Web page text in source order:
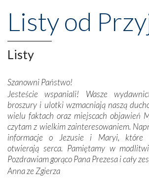
Opatrznościową pomoc w
niepodległość kraju. Zachwyt budziła
misterna architektura tych
wspaniałe zdobienia, dbałość ich
połączenie talentów z
Podążyliśmy też śladami fatimskich
dos Santos oraz świętych Hiacynty i
Modliliśmy się przy ich grobach.
Krzyżową w ich rodzinnych
domy, w których żyli.
W miejscu objawień Matki Bożej
przywiezione wraz z intencjami
Listy od
Listy
Szanowni Państwo!
Jesteście wspaniali! Wasze
broszury i ulotki wzmacniają naszą
wielu faktach oraz miejscach objawień
czytam z wielkim zainteresowaniem.
informacje o Jezusie i Maryi, które
otwierają serca. Pamiętamy w
Pozdrawiam gorąco Pana Prezesa i cały
Anna ze Zgierza